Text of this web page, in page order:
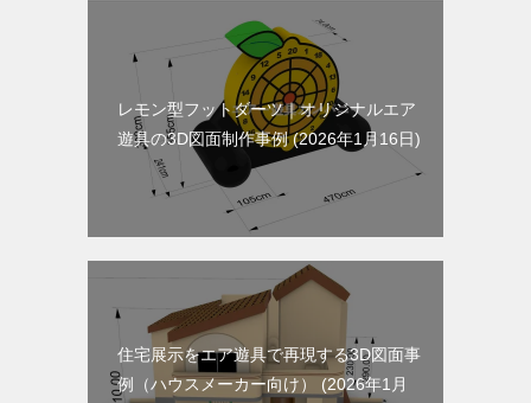
レモン型フットダーツ｜オリジナルエア
遊具の3D図面制作事例 2026年1月16日
住宅展示をエア遊具で再現する3D図面事
例（ハウスメーカー向け）
2026年1月